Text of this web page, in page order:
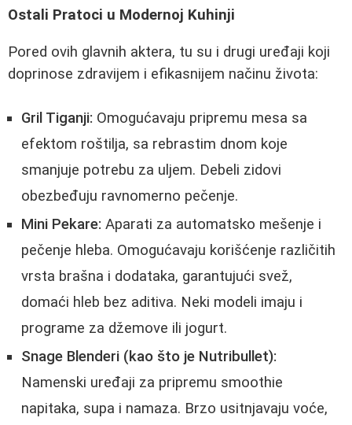
Ostali Pratoci u Modernoj Kuhinji
Pored ovih glavnih aktera, tu su i drugi uređaji koji
doprinose zdravijem i efikasnijem načinu života:
Gril Tiganji: Omogućavaju pripremu mesa sa
efektom roštilja, sa rebrastim dnom koje
smanjuje potrebu za uljem. Debeli zidovi
obezbeđuju ravnomerno pečenje.
Mini Pekare: Aparati za automatsko mešenje i
pečenje hleba. Omogućavaju korišćenje različitih
vrsta brašna i dodataka, garantujući svež,
domaći hleb bez aditiva. Neki modeli imaju i
programe za džemove ili jogurt.
Snage Blenderi (kao što je Nutribullet):
Namenski uređaji za pripremu smoothie
napitaka, supa i namaza. Brzo usitnjavaju voće,